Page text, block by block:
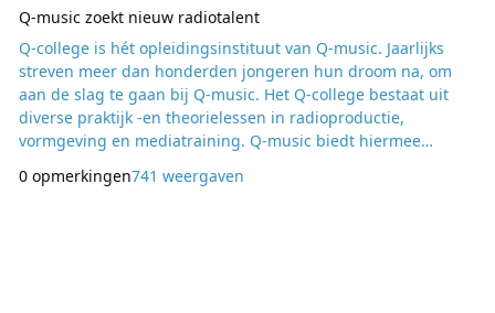
Q-music zoekt nieuw radiotalent
Q-college is hét opleidingsinstituut van Q-music. Jaarlijks
streven meer dan honderden jongeren hun droom na, om
aan de slag te gaan bij Q-music. Het Q-college bestaat uit
diverse praktijk -en theorielessen in radioproductie,
vormgeving en mediatraining. Q-music biedt hiermee
nationale radiozender. Inschrijven voor Q-college 2014/2015
0 opmerkingen741 weergaven